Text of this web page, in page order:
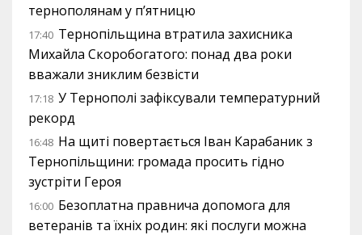
тернополянам у п’ятницю
17:40 Тернопільщина втратила захисника
Михайла Скоробогатого: понад два роки
вважали зниклим безвісти
17:18 У Тернополі зафіксували температурний
рекорд
16:48 На щиті повертається Іван Карабаник з
Тернопільщини: громада просить гідно
зустріти Героя
16:00 Безоплатна правнича допомога для
ветеранів та їхніх родин: які послуги можна